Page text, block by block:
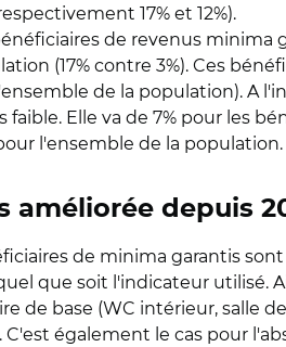
17% et 12%).
de revenus
(17% contre 3%). Ces
de la population). A
Elle va de 7% pour les
l'ensemble de la population.
améliorée depuis
de minima garantis
que soit l'indicateur utilisé.
de base (WC intérieur, salle
également le cas pour